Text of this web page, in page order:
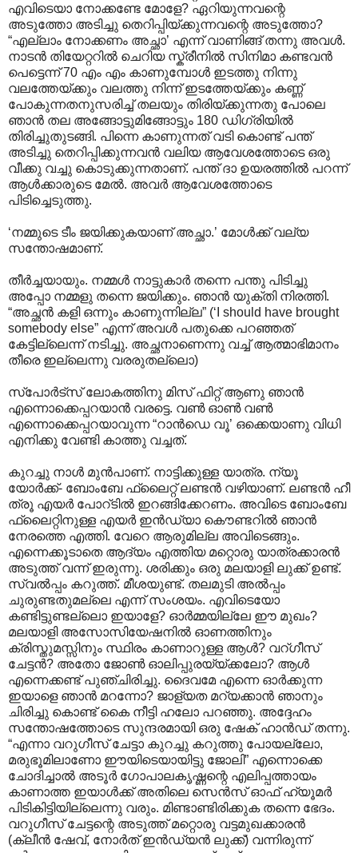
എവിടെയാ നോക്കണ്ടേ മോളേ? ഏറിയുന്നവന്റെ
അടുത്തോ അടിച്ചു തെറിപ്പിയ്ക്കുന്നവന്റെ അടുത്തോ?
“എല്ലാം നോക്കണം അച്ഛാ’ എന്ന് വാണിങ്ങ് തന്നു അവൾ.
നാടൻ തിയേറ്ററിൽ ചെറിയ സ്ക്രീനിൽ സിനിമാ കണ്ടവൻ
പെട്ടെന്ന് 70 എം എം കാണുമ്പോൾ ഇടത്തു നിന്നു
വലത്തേയ്ക്കും വലത്തു നിന്ന് ഇടത്തേയ്ക്കും കണ്ണ്
പോകുന്നതനുസരിച്ച് തലയും തിരിയ്ക്കുന്നതു പോലെ
ഞാൻ തല അങ്ങോട്ടുമിങ്ങോട്ടും 180 ഡിഗ്രിയിൽ
തിരിച്ചുതുടങ്ങി. പിന്നെ കാണുന്നത് വടി കൊണ്ട് പന്ത്
അടിച്ചു തെറിപ്പിക്കുന്നവൻ വലിയ ആവേശത്തോടെ ഒരു
വീക്കു വച്ചു കൊടുക്കുന്നതാണ്. പന്ത് ദാ ഉയരത്തിൽ പറന്ന്
ആൾക്കാരുടെ മേൽ. അവർ ആവേശത്തോടെ
പിടിച്ചെടുത്തു.
‘നമ്മുടെ ടീം ജയിക്കുകയാണ് അച്ഛാ.’ മോൾക്ക് വല്യ
സന്തോഷമാണ്.
തീർച്ചയായും. നമ്മൾ നാട്ടുകാർ തന്നെ പന്തു പിടിച്ചു
അപ്പോ നമ്മളു തന്നെ ജയിക്കും. ഞാൻ യുക്തി നിരത്തി.
“അച്ഛൻ കളി ഒന്നും കാണുന്നില്ല” (‘I should have brought
somebody else” എന്ന് അവൾ പതുക്കെ പറഞ്ഞത്
കേട്ടില്ലെന്ന് നടിച്ചു. അച്ഛനാണെന്നു വച്ച് ആത്മാഭിമാനം
തീരെ ഇല്ലെന്നു വരരുതല്ലൊ)
സ്പോർട്സ് ലോകത്തിനു മിസ് ഫിറ്റ് ആണു ഞാൻ
എന്നൊക്കെപ്പറയാൻ വരട്ടെ. വൺ ഓൺ വൺ
എന്നൊക്കെപ്പറയാവുന്ന “റാൻഡെ വൂ’ ഒക്കെയാണു വിധി
എനിക്കു വേണ്ടി കാത്തു വച്ചത്.
കുറച്ചു നാൾ മുൻപാണ്. നാട്ടിക്കുള്ള യാത്ര. ന്യൂ
യോർക്ക്- ബോംബേ ഫ്ലൈറ്റ് ലണ്ടൻ വഴിയാണ്. ലണ്ടൻ ഹീ
ത്രൂ എയർ പോറ്ടിൽ ഇറങ്ങിക്കേറണം. അവിടെ ബോംബേ
ഫ്ലൈറ്റിനുള്ള എയർ ഇൻഡ്യാ കൌണ്ടറിൽ ഞാൻ
നേരത്തെ എത്തി. വേറെ ആരുമില്ല അവിടെങ്ങും.
എന്നെക്കൂടാതെ ആദ്യം എത്തിയ മറ്റൊരു യാത്രക്കാരൻ
അടുത്ത് വന്ന് ഇരുന്നു. ശരിക്കും ഒരു മലയാളി ലുക്ക് ഉണ്ട്.
സ്വൽ‌പ്പം കറുത്ത്. മീശയുണ്ട്. തലമുടി അൽ‌പ്പം
ചുരുണ്ടതുമല്ലെ എന്ന് സംശയം. എവിടെയോ
കണ്ടിട്ടുണ്ടല്ലൊ ഇയാളേ? ഓർമ്മയില്ലേ ഈ മുഖം?
മലയാളി അസോസിയേഷനിൽ ഓണത്തിനും
ക്രിസ്തുമസ്സിനും സ്ഥിരം കാണാറുള്ള ആൾ? വറ്ഗീസ്
ചേട്ടൻ? അതോ ജോൺ ഓലിപ്പുരയ്യ്ക്കലോ? ആൾ
എന്നെക്കണ്ട് പുഞ്ചിരിച്ചു. ദൈവമേ എന്നെ ഓർക്കുന്ന
ഇയാളെ ഞാൻ മറന്നോ? ജാള്യത മറ്യക്കാൻ ഞാനും
ചിരിച്ചു കൊണ്ട് കൈ നീട്ടി ഹലോ പറഞ്ഞു. അദ്ദേഹം
സന്തോഷത്തോടെ സുന്ദരമായി ഒരു ഷേക് ഹാൻഡ് തന്നു.
“എന്നാ വറുഗീസ് ചേട്ടാ കുറച്ചു കറുത്തു പോയല്ലോ,
മരുഭൂമിലാണോ ഈയിടെയായിട്ടു ജോലി” എന്നൊക്കെ
ചോദിച്ചാൽ അടൂർ ഗോപാലകൃഷ്ണന്റെ എലിപ്പത്തായം
കാണാത്ത ഇയാൾക്ക് അതിലെ സെൻസ് ഓഫ് ഹ്യൂമർ
പിടികിട്ടിയില്ലെന്നു വരും. മിണ്ടാണ്ടിരിക്കുക തന്നെ ഭേദം.
വറുഗീസ് ചേട്ടന്റെ അടുത്ത് മറ്റൊരു വട്ടമുഖക്കാരൻ
(ക്ലീൻ ഷേവ്, നോർത് ഇൻഡ്യൻ ലുക്ക്) വന്നിരുന്ന്